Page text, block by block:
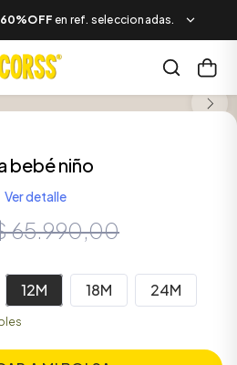
60%OFF en ref. seleccionadas.
LOOK COMPLETO
bebé niño
Ver detalle
65.990,00
12M 18M 24M